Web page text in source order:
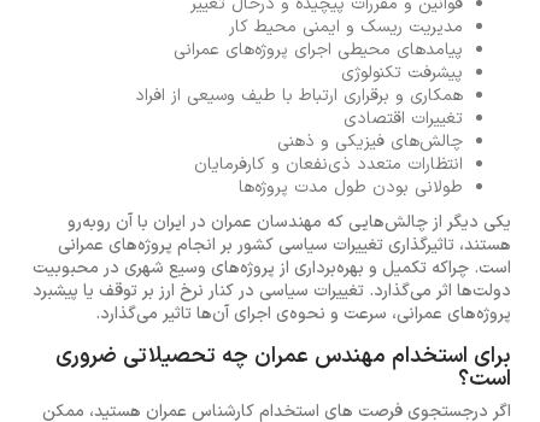
مدیریت ریسک و ایمنی محیط کار
پیامدهای محیطی اجرای پروژه‌های عمرانی
پیشرفت تکنولوژی
همکاری و برقراری ارتباط با طیف وسیعی از افراد
تغییرات اقتصادی
چالش‌های فیزیکی و ذهنی
انتظارات متعدد ذی‌نفعان و کارفرمایان
طولانی بودن طول مدت پروژه‌ها
یکی دیگر از چالش‌هایی که مهندسان عمران در ایران با آن روبه‌رو
هستند، تاثیرگذاری تغییرات سیاسی کشور بر انجام پروژه‌های عمرانی
است. چراکه تکمیل و بهره‌برداری از پروژه‌های وسیع شهری در محبوبیت
دولت‌ها اثر می‌گذارد. تغییرات سیاسی در کنار نرخ ارز بر توقف یا پیشبرد
پروژه‌های عمرانی، سرعت و نحوه‌ی اجرای آن‌ها تاثیر می‌گذارد.
برای استخدام مهندس عمران چه تحصیلاتی ضروری
است؟
اگر درجستجوی فرصت های استخدام کارشناس عمران هستید، ممکن